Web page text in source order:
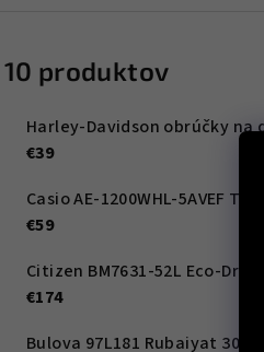
10 produktov
€39
€59
€174